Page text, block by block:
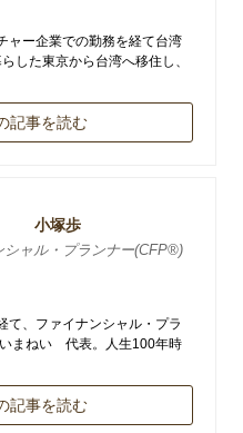
ャー企業での勤務を経て台湾
した東京から台湾へ移住し、
記事を読む
小塚歩
シャル・プランナー(CFP®)
て、ファイナンシャル・プラ
まねい 代表。人生100年時
記事を読む